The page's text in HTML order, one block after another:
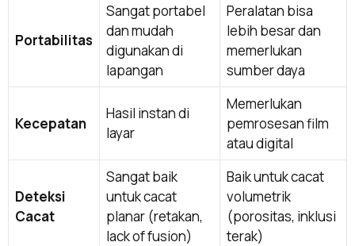
Portabilitas
Sangat portabel
dan mudah
digunakan di
lapangan
Peralatan bisa
lebih besar dan
memerlukan
sumber daya
Kecepatan
Hasil instan di
layar
Memerlukan
pemrosesan film
atau digital
Deteksi
Cacat
Sangat baik
untuk cacat
planar (retakan,
lack of fusion)
Baik untuk cacat
volumetrik
(porositas, inklusi
terak)